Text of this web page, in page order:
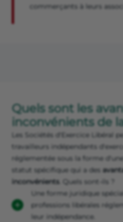
commerçants à leurs
Quels sont les
inconvénients de
Les Sociétés d'Exercice Libéral
travailleurs indépendants
réglementée sous la forme
statut spécifique qui a des
inconvénients. Quels sont-ils ?
Une forme juridique
professions libérales
leur indépendance.